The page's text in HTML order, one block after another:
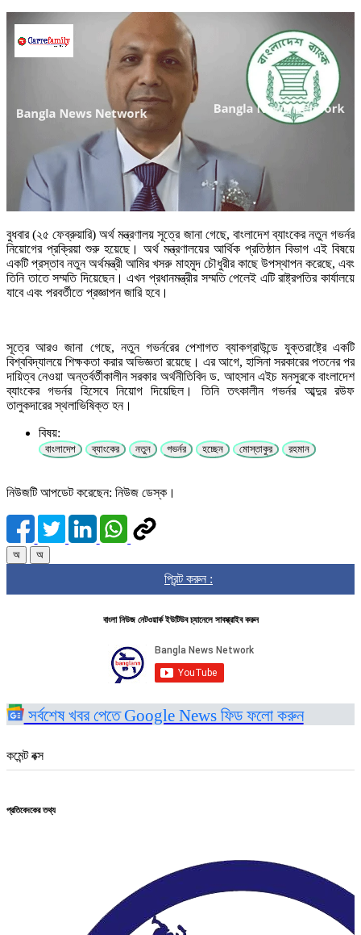
বুধবার (২৫ ফেব্রুয়ারি) অর্থ মন্ত্রণালয় সূত্রে জানা গেছে, বাংলাদেশ ব্যাংকের নতুন গভর্নর
নিয়োগের প্রক্রিয়া শুরু হয়েছে। অর্থ মন্ত্রণালয়ের আর্থিক প্রতিষ্ঠান বিভাগ এই বিষয়ে
একটি প্রস্তাব নতুন অর্থমন্ত্রী আমির খসরু মাহমুদ চৌধুরীর কাছে উপস্থাপন করেছে, এবং
তিনি তাতে সম্মতি দিয়েছেন। এখন প্রধানমন্ত্রীর সম্মতি পেলেই এটি রাষ্ট্রপতির কার্যালয়ে
যাবে এবং পরবর্তীতে প্রজ্ঞাপন জারি হবে।
সূত্রে আরও জানা গেছে, নতুন গভর্নরের পেশাগত ব্যাকগ্রাউন্ডে যুক্তরাষ্ট্রে একটি
বিশ্ববিদ্যালয়ে শিক্ষকতা করার অভিজ্ঞতা রয়েছে। এর আগে, হাসিনা সরকারের পতনের পর
দায়িত্ব নেওয়া অন্তর্বর্তীকালীন সরকার অর্থনীতিবিদ ড. আহসান এইচ মনসুরকে বাংলাদেশ
ব্যাংকের গভর্নর হিসেবে নিয়োগ দিয়েছিল। তিনি তৎকালীন গভর্নর আব্দুর রউফ
তালুকদারের স্থলাভিষিক্ত হন।
বিষয়:
বাংলাদেশ ব্যাংকের নতুন গভর্নর হচ্ছেন মোস্তাকুর রহমান
নিউজটি আপডেট করেছেন: নিউজ ডেস্ক।
অ অ
প্রিন্ট করুন :
বাংলা নিউজ নেটওয়ার্ক ইউটিউব চ্যানেলে সাবস্ক্রাইব করুন
সর্বশেষ খবর পেতে Google News ফিড ফলো করুন
কমেন্ট বক্স
প্রতিবেদকের তথ্য